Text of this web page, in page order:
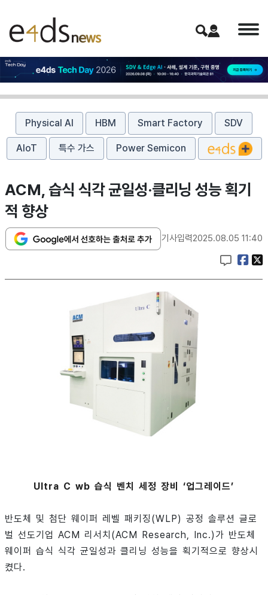
Physical AI HBM Smart Factory SDV
AIoT 특수 가스 Power Semicon
ACM, 습식 식각 균일성·클리닝 성능 획기
적 향상
기사입력2025.08.05 11:40
Ultra C wb 습식 벤치 세정 장비 ‘업그레이드’
반도체 및 첨단 웨이퍼 레벨 패키징(WLP) 공정 솔루션 글로
벌 선도기업 ACM 리서치(ACM Research, Inc.)가 반도체
웨이퍼 습식 식각 균일성과 클리닝 성능을 획기적으로 향상시
켰다.